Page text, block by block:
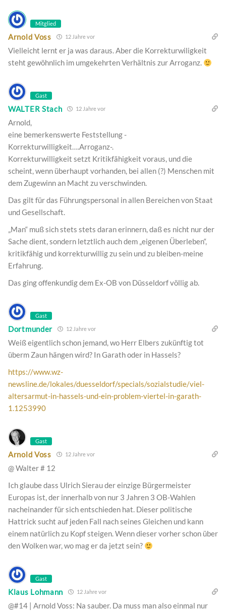
Mitglied
Arnold Voss 12 Jahre vor
Vielleicht lernt er ja was daraus. Aber die Korrekturwiligkeit
steht gewöhnlich im umgekehrten Verhältnis zur Arroganz.
Gast
WALTER Stach 12 Jahre vor
Arnold,
eine bemerkenswerte Feststellung -
Korrekturwilligkeit….Arroganz-.
Korrekturwilligkeit setzt Kritikfähigkeit voraus, und die
scheint, wenn überhaupt vorhanden, bei allen (?) Menschen mit
dem Zugewinn an Macht zu verschwinden.
Das gilt für das Führungspersonal in allen Bereichen von Staat
und Gesellschaft.
„Man“ muß sich stets stets daran erinnern, daß es nicht nur der
Sache dient, sondern letztlich auch dem „eigenen Überleben“,
kritikfähig und korrekturwillig zu sein und zu bleiben-meine
Erfahrung.
Das ging offenkundig dem Ex-OB von Düsseldorf völlig ab.
Gast
Dortmunder 12 Jahre vor
Weiß eigentlich schon jemand, wo Herr Elbers zukünftig tot
überm Zaun hängen wird? In Garath oder in Hassels?
https://www.wz-
newsline.de/lokales/duesseldorf/specials/sozialstudie/viel-
altersarmut-in-hassels-und-ein-problem-viertel-in-garath-
1.1253990
Gast
Arnold Voss 12 Jahre vor
@ Walter # 12
Ich glaube dass Ulrich Sierau der einzige Bürgermeister
Europas ist, der innerhalb von nur 3 Jahren 3 OB-Wahlen
nacheinander für sich entschieden hat. Dieser politische
Hattrick sucht auf jeden Fall nach seines Gleichen und kann
einem natürlich zu Kopf steigen. Wenn dieser vorher schon über
den Wolken war, wo mag er da jetzt sein?
Gast
Klaus Lohmann 12 Jahre vor
@#14 | Arnold Voss: Na sauber. Da muss man also einmal nur